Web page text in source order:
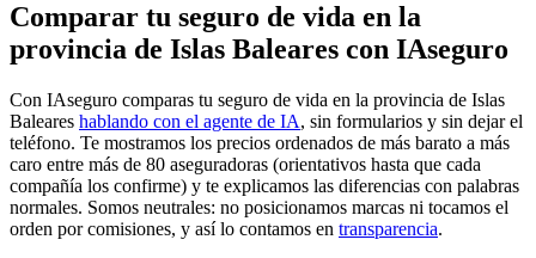
Comparar tu seguro de vida en la
provincia de Islas Baleares con IAseguro
Con IAseguro comparas tu seguro de vida en la provincia de Islas
Baleares hablando con el agente de IA, sin formularios y sin dejar el
teléfono. Te mostramos los precios ordenados de más barato a más
caro entre más de 80 aseguradoras (orientativos hasta que cada
compañía los confirme) y te explicamos las diferencias con palabras
normales. Somos neutrales: no posicionamos marcas ni tocamos el
orden por comisiones, y así lo contamos en transparencia.